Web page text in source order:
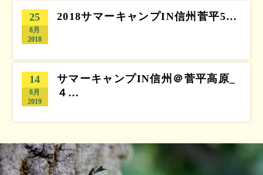
25
8月
2018
2018サマーキャンプIN信州菅平5…
14
8月
2019
サマーキャンプIN信州＠菅平高原_
４…